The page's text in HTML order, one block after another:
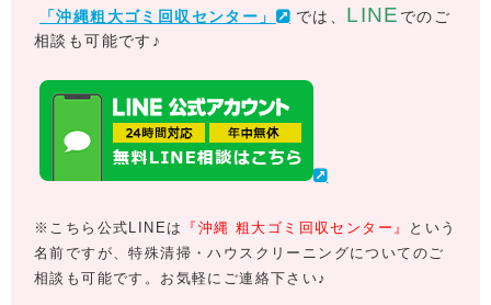
「沖縄粗大ゴミ回収センター」 では、 LINE でのご
相談も可能です♪
※こちら公式LINEは 『沖縄 粗大ゴミ回収センター』
という
名前ですが、特殊清掃・ハウスクリーニングについてのご
相談も可能です。お気軽にご連絡下さい♪